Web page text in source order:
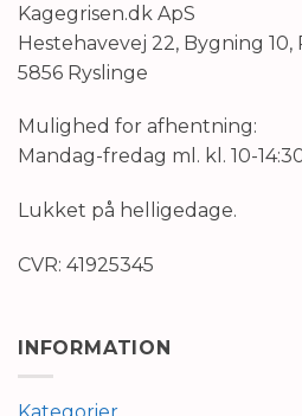
Kagegrisen.dk ApS
Hestehavevej 22, Bygning 10,
5856 Ryslinge
Mulighed for afhentning:
Mandag-fredag ml. kl. 10-
Lukket på helligedage.
CVR: 41925345
INFORMATION